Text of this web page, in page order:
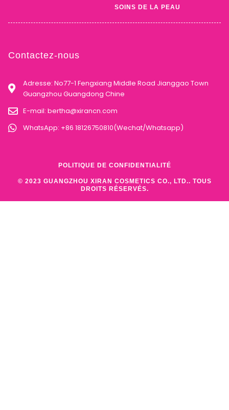
SOINS DE LA PEAU
Contactez-nous
Adresse: No77-1 Fengxiang Middle Road Jianggao Town
Guangzhou Guangdong Chine
E-mail: bertha@xirancn.com
WhatsApp: +86 18126750810(Wechat/Whatsapp)
© 2023 GUANGZHOU XIRAN COSMETICS CO., LTD.. TOUS
DROITS RÉSERVÉS.
POLITIQUE DE CONFIDENTIALITÉ